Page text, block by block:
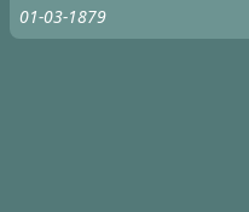
01-03-1879